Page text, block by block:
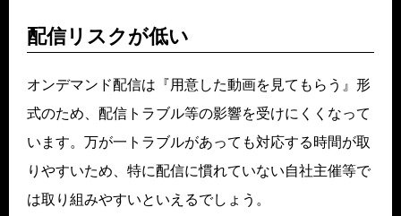
配信リスクが低い
オンデマンド配信は『用意した動画を見てもらう』形
式のため、配信トラブル等の影響を受けにくくなって
います。万が一トラブルがあっても対応する時間が取
りやすいため、特に配信に慣れていない自社主催等で
は取り組みやすいといえるでしょう。